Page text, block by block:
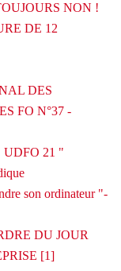
NON !
DE 12
DES
FO N°37 -
UDFO 21 "
son ordinateur "-
DU JOUR
[1]